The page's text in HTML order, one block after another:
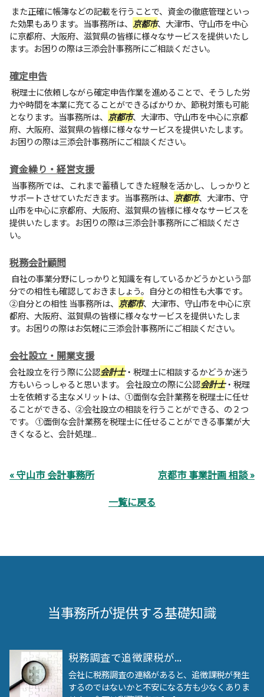
また正確に帳簿などの記載を行うことで、資金の徹底管理といっ
た効果もあります。当事務所は、 京都市、大津市、守山市を中心
に京都府、大阪府、滋賀県の皆様に様々なサービスを提供いたし
ます。お困りの際は三添会計事務所にご相談ください。
確定申告
税理士に依頼しながら確定申告作業を進めることで、そうした労
力や時間を本業に充てることができるばかりか、節税対策も可能
となります。当事務所は、 京都市、大津市、守山市を中心に京都
府、大阪府、滋賀県の皆様に様々なサービスを提供いたします。
お困りの際は三添会計事務所にご相談ください。
資金繰り・経営支援
当事務所では、これまで蓄積してきた経験を活かし、しっかりと
サポートさせていただきます。当事務所は、 京都市、大津市、守
山市を中心に京都府、大阪府、滋賀県の皆様に様々なサービスを
提供いたします。お困りの際は三添会計事務所にご相談くださ
い。
税務会計顧問
自社の事業分野にしっかりと知識を有しているかどうかという部
分での相性も確認しておきましょう。自分との相性も大事です。
②自分との相性 当事務所は、 京都市、大津市、守山市を中心に京
都府、大阪府、滋賀県の皆様に様々なサービスを提供いたしま
す。お困りの際はお気軽に三添会計事務所にご相談ください。
会社設立・開業支援
会社設立を行う際に公認会計士・税理士に相談するかどうか迷う
方もいらっしゃると思います。 会社設立の際に公認会計士・税理
士を依頼する主なメリットは、①面倒な会計業務を税理士に任せ
ることができる、②会社設立の相談を行うことができる、の２つ
です。 ①面倒な会計業務を税理士に任せることができる事業が大
きくなると、会計処理...
« 守山市 会計事務所
京都市 事業計画 相談 »
一覧に戻る
当事務所が提供する基礎知識
税務調査で追徴課税が...
会社に税務調査の連絡があると、追徴課税が発生
するのではないかと不安になる方も少なくありま